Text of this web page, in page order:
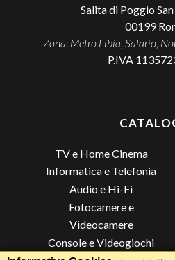
Salita di Poggio
00199
Zona: Metro Libia, Salario,
P.IVA
TV e Home Cinema
Informatica e Telefonia
Audio e Hi-Fi
Fotocamere e
Videocamere
Console e Videogiochi